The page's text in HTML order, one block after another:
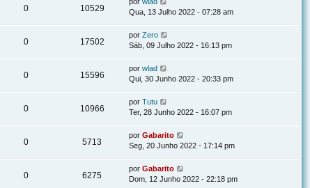
0 10529
Qua, 13 Julho 2022 - 07:28 am
0 17502
por Zero
Sáb, 09 Julho 2022 - 16:13 pm
0 15596
por wlad
Qui, 30 Junho 2022 - 20:33 pm
0 10966
por Tutu
Ter, 28 Junho 2022 - 16:07 pm
0 5713
por Gabarito
Seg, 20 Junho 2022 - 17:14 pm
0 6275
por Gabarito
Dom, 12 Junho 2022 - 22:18 pm